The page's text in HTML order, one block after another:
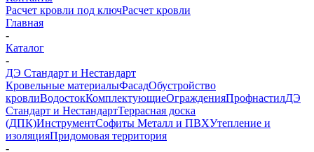
Расчет кровли под ключРасчет кровли
Главная
-
Каталог
-
ДЭ Стандарт и Нестандарт
Кровельные материалыФасадОбустройство
кровлиВодостокКомплектующиеОгражденияПрофнастилДЭ
Стандарт и НестандартТеррасная доска
(ДПК)ИнструментСофиты Металл и ПВХУтепление и
изоляцияПридомовая территория
-